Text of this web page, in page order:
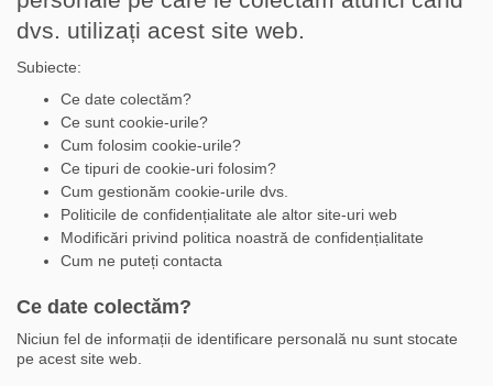
dvs. utilizați acest site web.
Subiecte:
Ce date colectăm?
Ce sunt cookie-urile?
Cum folosim cookie-urile?
Ce tipuri de cookie-uri folosim?
Cum gestionăm cookie-urile dvs.
Politicile de confidențialitate ale altor site-uri web
Modificări privind politica noastră de confidențialitate
Cum ne puteți contacta
Ce date colectăm?
Niciun fel de informații de identificare personală nu sunt stocate
pe acest site web.